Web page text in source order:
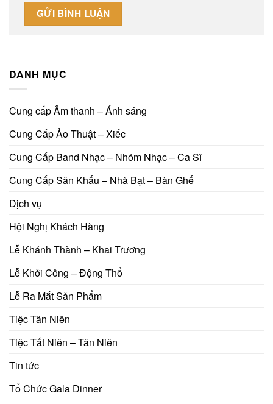
DANH MỤC
Cung cấp Âm thanh – Ánh sáng
Cung Cấp Ảo Thuật – Xiếc
Cung Cấp Band Nhạc – Nhóm Nhạc – Ca Sĩ
Cung Cấp Sân Khấu – Nhà Bạt – Bàn Ghế
Dịch vụ
Hội Nghị Khách Hàng
Lễ Khánh Thành – Khai Trương
Lễ Khởi Công – Động Thổ
Lễ Ra Mắt Sản Phẩm
Tiệc Tân Niên
Tiệc Tất Niên – Tân Niên
Tin tức
Tổ Chức Gala Dinner